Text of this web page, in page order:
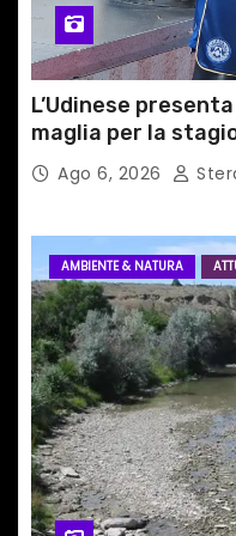
c
o
l
i
L’Udinese
maglia per la
Ago 6, 2026
AMBIENTE & NATURA